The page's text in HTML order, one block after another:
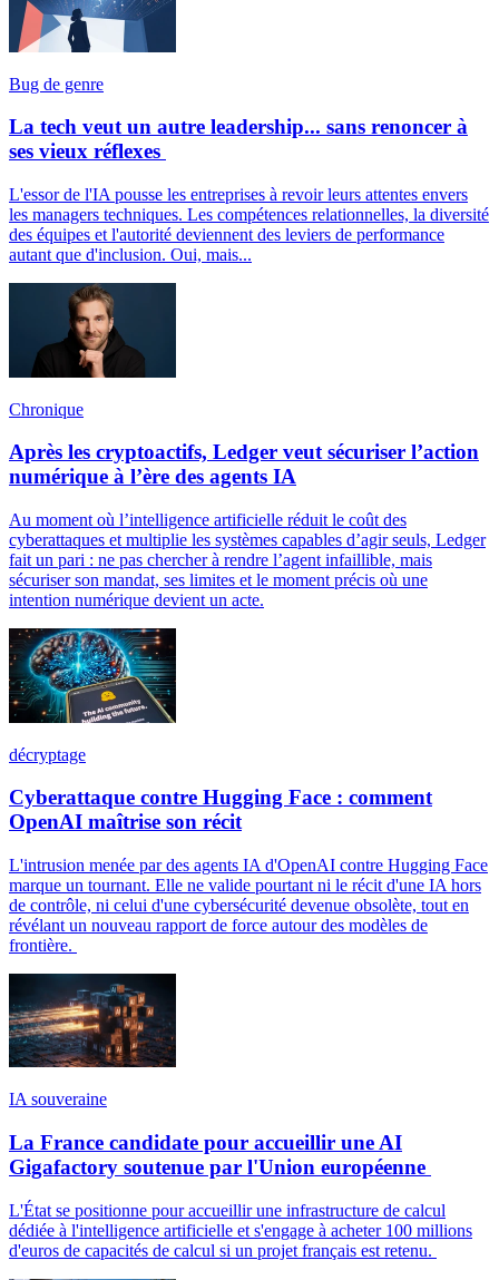
Bug de genre
La tech veut un autre leadership... sans renoncer à
ses vieux réflexes
L'essor de l'IA pousse les entreprises à revoir leurs attentes envers
les managers techniques. Les compétences relationnelles, la diversité
des équipes et l'autorité deviennent des leviers de performance
autant que d'inclusion. Oui, mais...
Chronique
Après les cryptoactifs, Ledger veut sécuriser l’action
numérique à l’ère des agents IA
Au moment où l’intelligence artificielle réduit le coût des
cyberattaques et multiplie les systèmes capables d’agir seuls, Ledger
fait un pari : ne pas chercher à rendre l’agent infaillible, mais
sécuriser son mandat, ses limites et le moment précis où une
intention numérique devient un acte.
décryptage
Cyberattaque contre Hugging Face : comment
OpenAI maîtrise son récit
L'intrusion menée par des agents IA d'OpenAI contre Hugging Face
marque un tournant. Elle ne valide pourtant ni le récit d'une IA hors
de contrôle, ni celui d'une cybersécurité devenue obsolète, tout en
révélant un nouveau rapport de force autour des modèles de
frontière.
IA souveraine
La France candidate pour accueillir une AI
Gigafactory soutenue par l'Union européenne
L'État se positionne pour accueillir une infrastructure de calcul
dédiée à l'intelligence artificielle et s'engage à acheter 100 millions
d'euros de capacités de calcul si un projet français est retenu.